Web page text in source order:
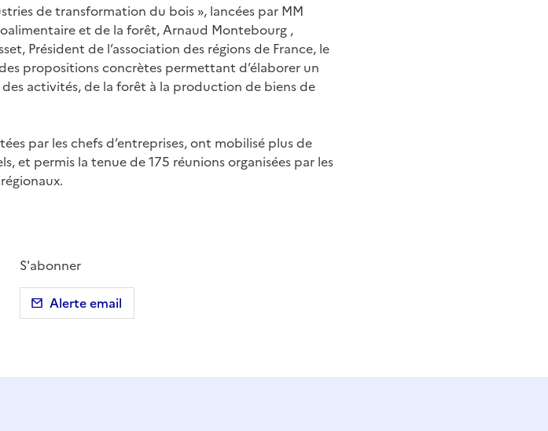
de transformation du bois », lancées par MM
et de la forêt, Arnaud Montebourg ,
Président de l’association des régions de France, le
propositions concrètes permettant d’élaborer un
activités, de la forêt à la production de biens de
par les chefs d’entreprises, ont mobilisé plus de
et permis la tenue de 175 réunions organisées par les
presse-papier
S'abonner
Alerte email